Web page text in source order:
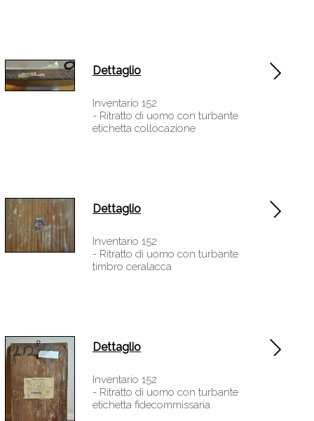
Dettaglio
Inventario 152
- Ritratto di uomo con turbante
etichetta collocazione
Dettaglio
Inventario 152
- Ritratto di uomo con turbante
timbro ceralacca
Dettaglio
Inventario 152
- Ritratto di uomo con turbante
etichetta fidecommissaria